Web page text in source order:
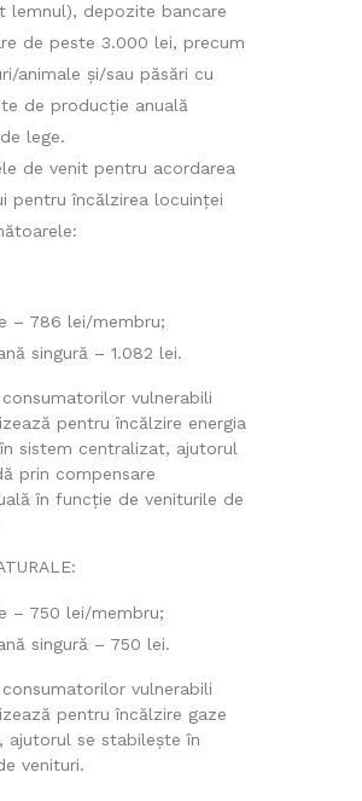
lemnul), depozite bancare
de peste 3.000 lei, precum
animale şi/sau păsări cu
de producţie anuală
lege.
de venit pentru acordarea
pentru încălzirea locuinței
– 786 lei/membru;
singură – 1.082 lei.
vulnerabili
pentru încălzire energia
sistem centralizat, ajutorul
prin compensare
în funcție de veniturile de
– 750 lei/membru;
singură – 750 lei.
vulnerabili
pentru încălzire gaze
ajutorul se stabilește în
venituri.